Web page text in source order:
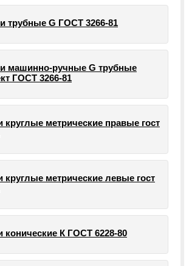
трубные G ГОСТ 3266-81
машинно-ручные G трубные
ГОСТ 3266-81
круглые метрические правые гост
круглые метрические левые гост
конические К ГОСТ 6228-80